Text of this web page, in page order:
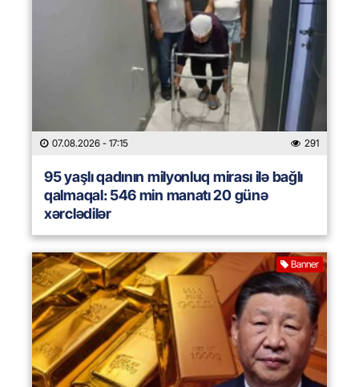
07.08.2026 - 17:15 291
95 yaşlı qadının milyonluq mirası ilə bağlı
qalmaqal: 546 min manatı 20 günə
xərclədilər
Banner